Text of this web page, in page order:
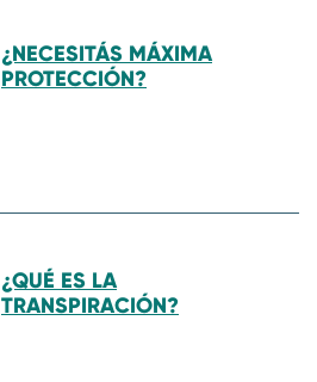
¿NECESITÁS MÁXIMA
PROTECCIÓN?
¿QUÉ ES LA
TRANSPIRACIÓN?